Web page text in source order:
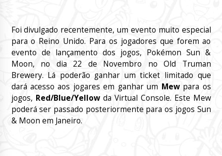
Foi divulgado recentemente, um evento muito especial
para o Reino Unido. Para os jogadores que forem ao
evento de lançamento dos jogos, Pokémon Sun &
Moon, no dia 22 de Novembro no Old Truman
Brewery. Lá poderão ganhar um ticket limitado que
dará acesso aos jogares em ganhar um Mewpara os
jogos, Red/Blue/Yellowda Virtual Console. Este Mew
poderá ser passado posteriormente para os jogos Sun
& Moon em Janeiro.